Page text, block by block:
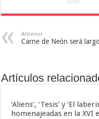
Anterior
Carne de Neón será
Artículos
‘Aliens’, ‘Tesis’ y ‘El
homenajeadas en la XVI